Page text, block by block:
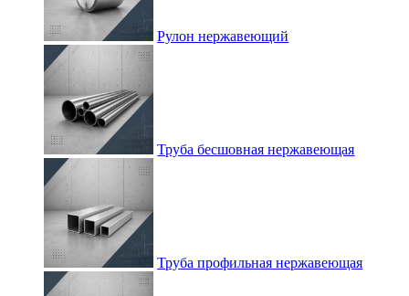
Рулон нержавеющий
Труба бесшовная нержавеющая
Труба профильная нержавеющая